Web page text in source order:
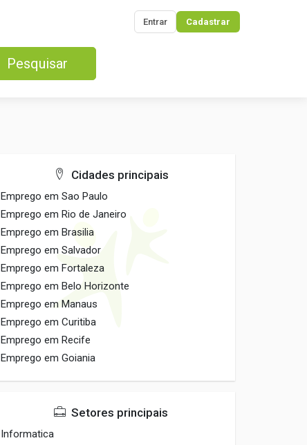
Entrar Cadastrar
Pesquisar
Cidades principais
Emprego em Sao Paulo
Emprego em Rio de Janeiro
Emprego em Brasilia
Emprego em Salvador
Emprego em Fortaleza
Emprego em Belo Horizonte
Emprego em Manaus
Emprego em Curitiba
Emprego em Recife
Emprego em Goiania
Setores principais
Informatica